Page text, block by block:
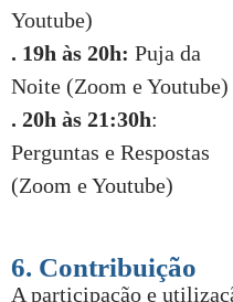
Youtube)
. 19h às 20h: Puja da
Noite (Zoom e Youtube)
. 20h às 21:30h:
Perguntas e Respostas
(Zoom e Youtube)
6. Contribuição
A participação e